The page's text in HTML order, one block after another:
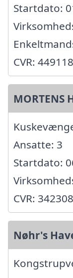
Startdato:
CVR:
MORTENS
Ansatte: 3
Startdato:
CVR:
Nøhr's